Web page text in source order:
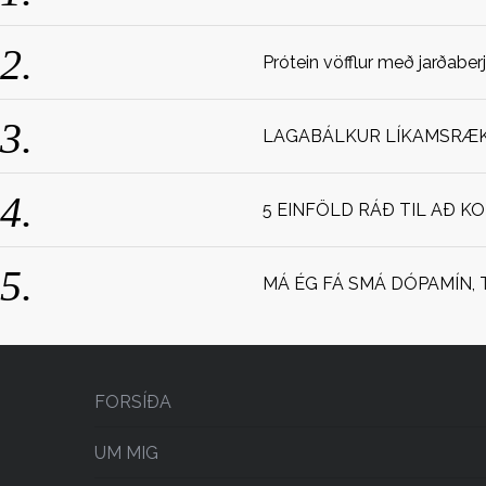
Prótein vöfflur með
LAGABÁLKUR
5 EINFÖLD RÁÐ TIL AÐ
MÁ ÉG FÁ SMÁ DÓPAMÍN,
FORSÍÐA
UM MIG